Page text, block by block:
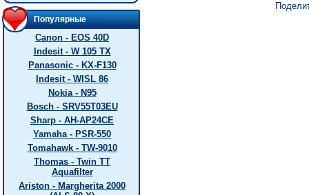
Популярные
Canon - EOS 40D
Indesit - W 105 TX
Panasonic - KX-F130
Indesit - WISL 86
Nokia - N95
Bosch - SRV55T03EU
Sharp - AH-AP24CE
Yamaha - PSR-550
Tomahawk - TW-9010
Thomas - Twin TT
Aquafilter
Ariston - Margherita 2000